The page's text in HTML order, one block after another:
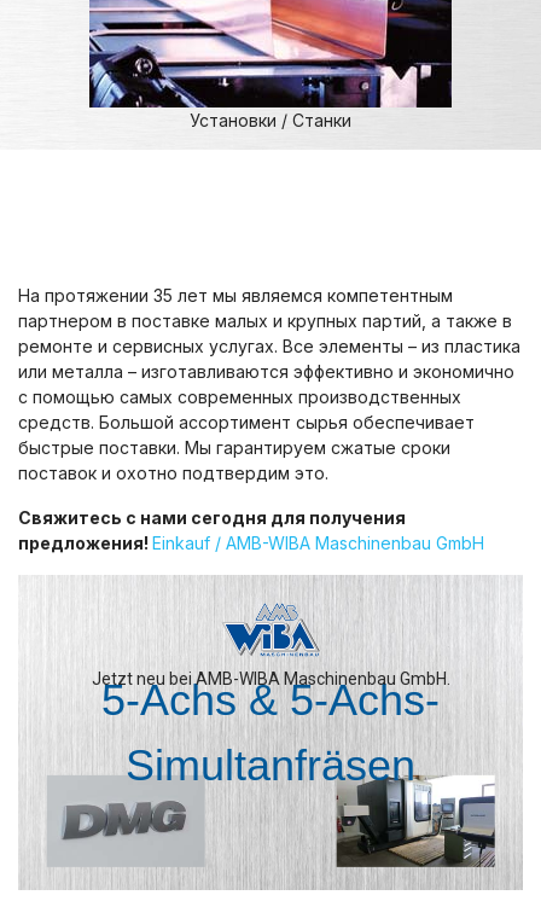
Установки / Станки
На протяжении 35 лет мы являемся компетентным
партнером в поставке малых и крупных партий, а также в
ремонте и сервисных услугах. Все элементы – из пластика
или металла – изготавливаются эффективно и экономично
с помощью самых современных производственных
средств. Большой ассортимент сырья обеспечивает
быстрые поставки. Мы гарантируем сжатые сроки
поставок и охотно подтвердим это.
Свяжитесь с нами сегодня для получения
предложения! Einkauf / AMB-WIBA Maschinenbau GmbH
5-Achs & 5-Achs-
Simultanfräsen
Jetzt neu bei AMB-WIBA Maschinenbau GmbH.